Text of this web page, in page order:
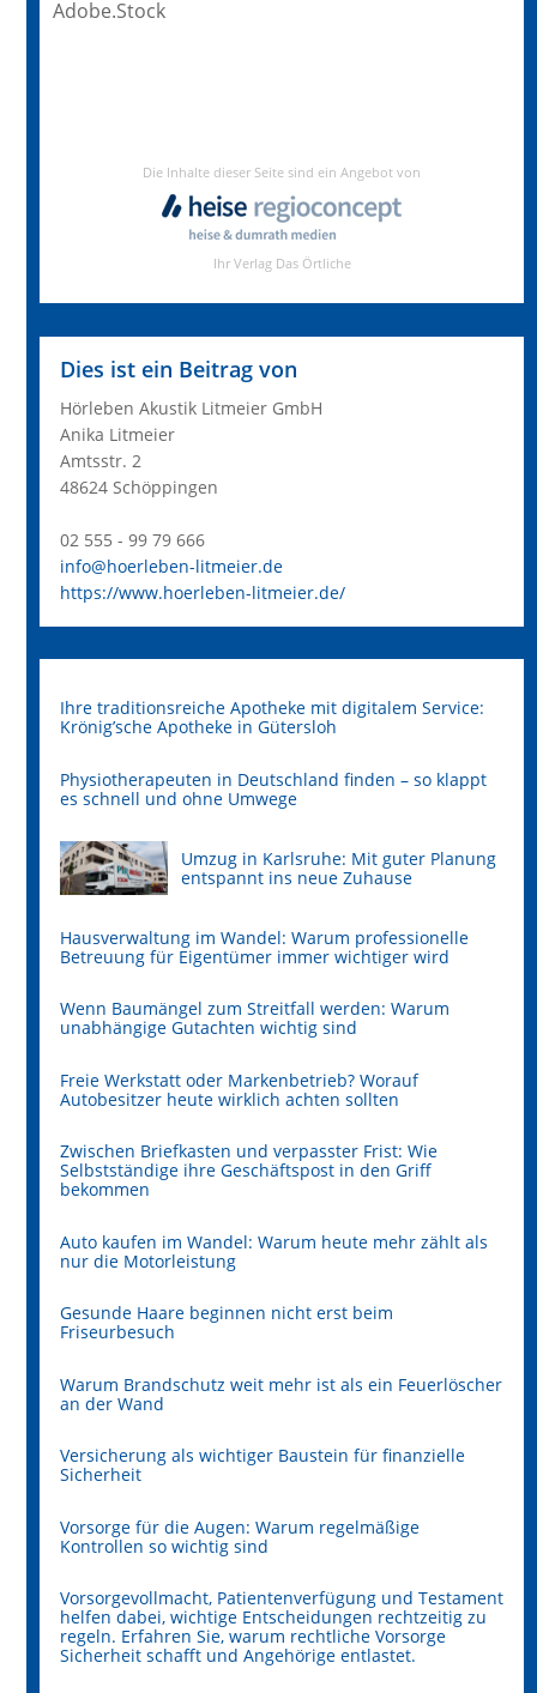
Adobe.Stock
Dies ist ein Beitrag von
Hörleben Akustik Litmeier GmbH
Anika Litmeier
Amtsstr. 2
48624 Schöppingen
02 555 - 99 79 666
info@hoerleben-litmeier.de
https://www.hoerleben-litmeier.de/
Ihre traditionsreiche Apotheke mit digitalem Service:
Krönig’sche Apotheke in Gütersloh
Physiotherapeuten in Deutschland finden – so klappt
es schnell und ohne Umwege
Umzug in Karlsruhe: Mit guter Planung
entspannt ins neue Zuhause
Hausverwaltung im Wandel: Warum professionelle
Betreuung für Eigentümer immer wichtiger wird
Wenn Baumängel zum Streitfall werden: Warum
unabhängige Gutachten wichtig sind
Freie Werkstatt oder Markenbetrieb? Worauf
Autobesitzer heute wirklich achten sollten
Zwischen Briefkasten und verpasster Frist: Wie
Selbstständige ihre Geschäftspost in den Griff
bekommen
Auto kaufen im Wandel: Warum heute mehr zählt als
nur die Motorleistung
Gesunde Haare beginnen nicht erst beim
Friseurbesuch
Warum Brandschutz weit mehr ist als ein Feuerlöscher
an der Wand
Versicherung als wichtiger Baustein für finanzielle
Sicherheit
Vorsorge für die Augen: Warum regelmäßige
Kontrollen so wichtig sind
Vorsorgevollmacht, Patientenverfügung und Testament
helfen dabei, wichtige Entscheidungen rechtzeitig zu
regeln. Erfahren Sie, warum rechtliche Vorsorge
Sicherheit schafft und Angehörige entlastet.